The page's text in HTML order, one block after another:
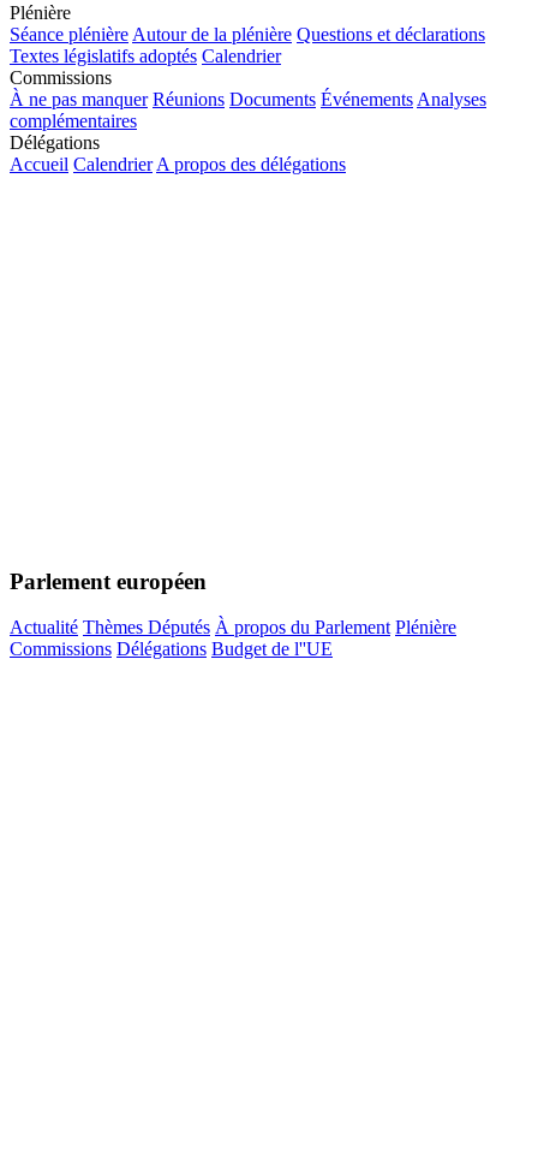
Plénière
Séance plénière Autour de la plénière Questions et déclarations
Textes législatifs adoptés Calendrier
Commissions
À ne pas manquer Réunions Documents Événements Analyses
complémentaires
Délégations
Accueil Calendrier A propos des délégations
Parlement européen
Actualité Thèmes Députés À propos du Parlement Plénière
Commissions Délégations Budget de l''UE